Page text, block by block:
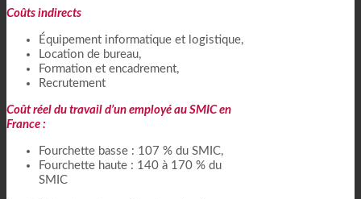
Coûts indirects
Équipement informatique et logistique,
Location de bureau,
Formation et encadrement,
Recrutement
Coût réel du travail d’un employé au SMIC en
France :
Fourchette basse : 107 % du SMIC,
Fourchette haute : 140 à 170 % du
SMIC